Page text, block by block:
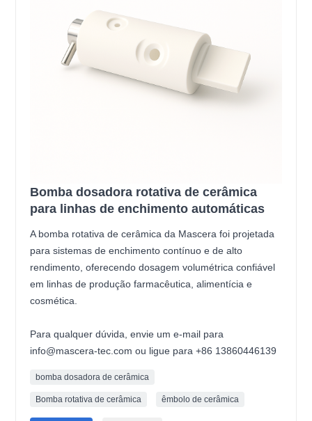
Bomba dosadora rotativa de cerâmica
para linhas de enchimento automáticas
A bomba rotativa de cerâmica da Mascera foi projetada
para sistemas de enchimento contínuo e de alto
rendimento, oferecendo dosagem volumétrica confiável
em linhas de produção farmacêutica, alimentícia e
cosmética.
Para qualquer dúvida, envie um e-mail para
info@mascera-tec.com ou ligue para +86 13860446139
bomba dosadora de cerâmica
Bomba rotativa de cerâmica êmbolo de cerâmica